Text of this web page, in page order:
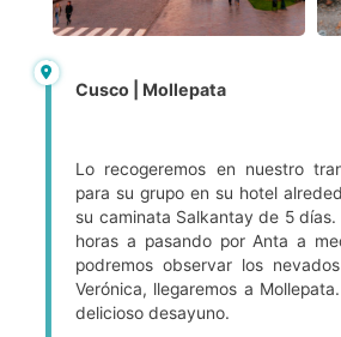
Cusco | Mollepata
Lo recogeremos en nuestro
para su grupo en su hotel
su caminata Salkantay de 5
horas a pasando por Anta a
podremos observar los
Verónica, llegaremos a
delicioso desayuno.